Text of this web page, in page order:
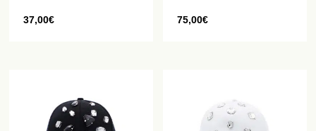
37,00€ 75,00€